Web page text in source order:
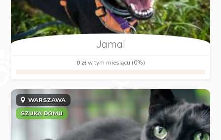
Jamal
0 złw tym miesiącu (0%)
WARSZAWA
SZUKA DOMU